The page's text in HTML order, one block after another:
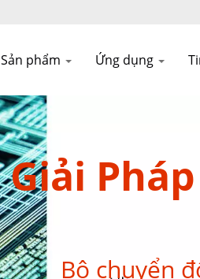
Sản phẩm Ứng dụng
Giải
Bộ chuyển